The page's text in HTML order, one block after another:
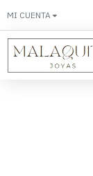
MI CUENTA